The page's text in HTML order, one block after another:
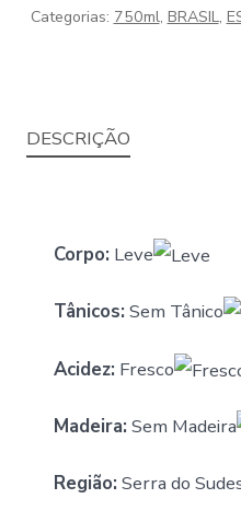
Categorias: 750ml, BRASIL,
DESCRIÇÃO
Corpo: Leve
Tânicos: Sem Tânico
Acidez: Fresco
Madeira: Sem Madeira
Região: Serra do